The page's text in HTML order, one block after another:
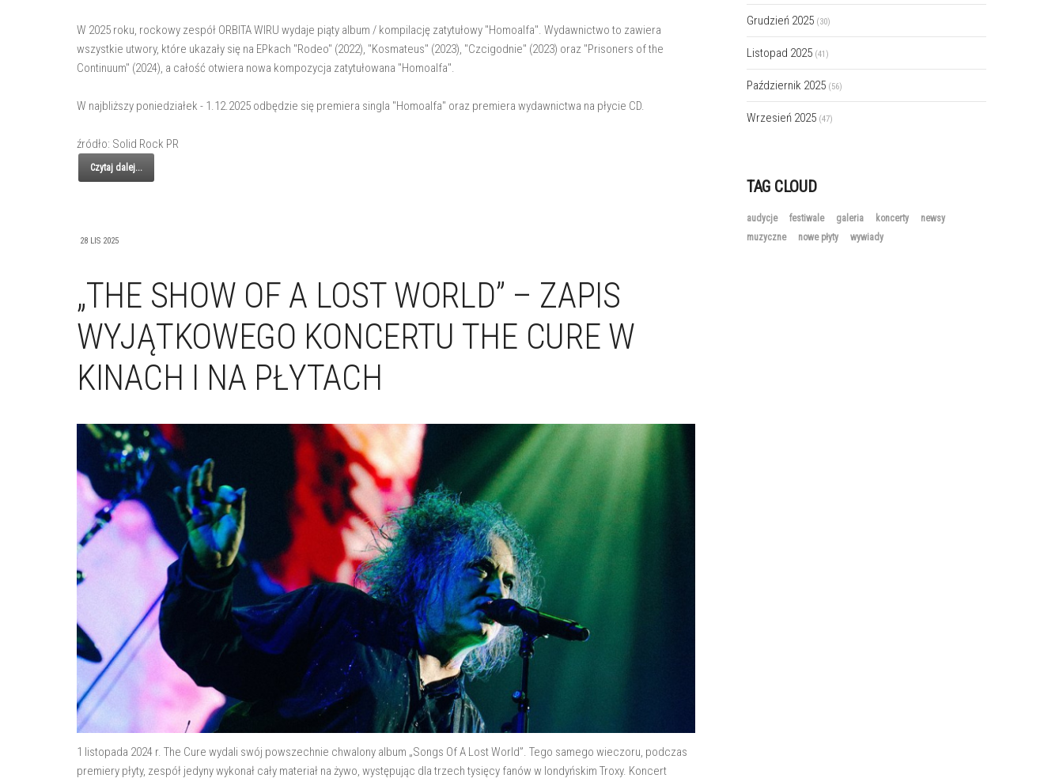
W 2025 roku, rockowy zespół ORBITA WIRU wydaje piąty album / kompilację zatytułowy "Homoalfa". Wydawnictwo to zawiera
wszystkie utwory, które ukazały się na EPkach "Rodeo" (2022), "Kosmateus" (2023), "Czcigodnie" (2023) oraz "Prisoners of the
Continuum" (2024), a całość otwiera nowa kompozycja zatytułowana "Homoalfa".
W najbliższy poniedziałek - 1.12.2025 odbędzie się premiera singla "Homoalfa" oraz premiera wydawnictwa na płycie CD.
źródło: Solid Rock PR
Czytaj dalej...
28 LIS 2025
„THE SHOW OF A LOST WORLD” – ZAPIS
WYJĄTKOWEGO KONCERTU THE CURE W
KINACH I NA PŁYTACH
1 listopada 2024 r. The Cure wydali swój powszechnie chwalony album „Songs Of A Lost World”. Tego samego wieczoru, podczas
premiery płyty, zespół jedyny wykonał cały materiał na żywo, występując dla trzech tysięcy fanów w londyńskim Troxy. Koncert
Grudzień 2025 (30)
Listopad 2025 (41)
Październik 2025 (56)
Wrzesień 2025 (47)
TAG CLOUD
audycje festiwale galeria koncerty
newsy
muzyczne
nowe płyty wywiady